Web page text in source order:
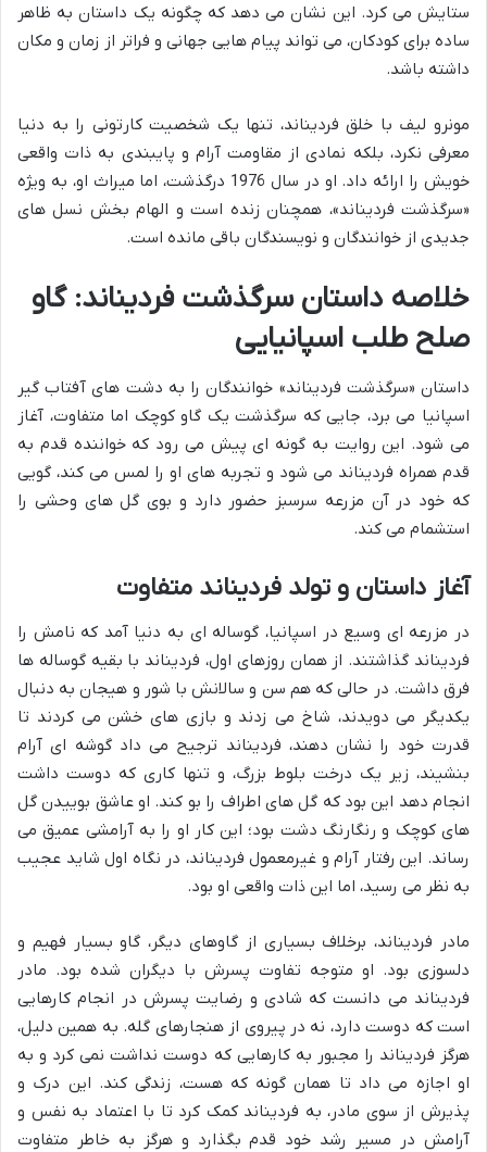
ستایش می کرد. این نشان می دهد که چگونه یک داستان به ظاهر
ساده برای کودکان، می تواند پیام هایی جهانی و فراتر از زمان و مکان
داشته باشد.
مونرو لیف با خلق فردیناند، تنها یک شخصیت کارتونی را به دنیا
معرفی نکرد، بلکه نمادی از مقاومت آرام و پایبندی به ذات واقعی
خویش را ارائه داد. او در سال 1976 درگذشت، اما میراث او، به ویژه
«سرگذشت فردیناند»، همچنان زنده است و الهام بخش نسل های
جدیدی از خوانندگان و نویسندگان باقی مانده است.
خلاصه داستان سرگذشت فردیناند: گاو
صلح طلب اسپانیایی
داستان «سرگذشت فردیناند» خوانندگان را به دشت های آفتاب گیر
اسپانیا می برد، جایی که سرگذشت یک گاو کوچک اما متفاوت، آغاز
می شود. این روایت به گونه ای پیش می رود که خواننده قدم به
قدم همراه فردیناند می شود و تجربه های او را لمس می کند، گویی
که خود در آن مزرعه سرسبز حضور دارد و بوی گل های وحشی را
استشمام می کند.
آغاز داستان و تولد فردیناند متفاوت
در مزرعه ای وسیع در اسپانیا، گوساله ای به دنیا آمد که نامش را
فردیناند گذاشتند. از همان روزهای اول، فردیناند با بقیه گوساله ها
فرق داشت. در حالی که هم سن و سالانش با شور و هیجان به دنبال
یکدیگر می دویدند، شاخ می زدند و بازی های خشن می کردند تا
قدرت خود را نشان دهند، فردیناند ترجیح می داد گوشه ای آرام
بنشیند، زیر یک درخت بلوط بزرگ، و تنها کاری که دوست داشت
انجام دهد این بود که گل های اطراف را بو کند. او عاشق بوییدن گل
های کوچک و رنگارنگ دشت بود؛ این کار او را به آرامشی عمیق می
رساند. این رفتار آرام و غیرمعمول فردیناند، در نگاه اول شاید عجیب
به نظر می رسید، اما این ذات واقعی او بود.
مادر فردیناند، برخلاف بسیاری از گاوهای دیگر، گاو بسیار فهیم و
دلسوزی بود. او متوجه تفاوت پسرش با دیگران شده بود. مادر
فردیناند می دانست که شادی و رضایت پسرش در انجام کارهایی
است که دوست دارد، نه در پیروی از هنجارهای گله. به همین دلیل،
هرگز فردیناند را مجبور به کارهایی که دوست نداشت نمی کرد و به
او اجازه می داد تا همان گونه که هست، زندگی کند. این درک و
پذیرش از سوی مادر، به فردیناند کمک کرد تا با اعتماد به نفس و
آرامش در مسیر رشد خود قدم بگذارد و هرگز به خاطر متفاوت